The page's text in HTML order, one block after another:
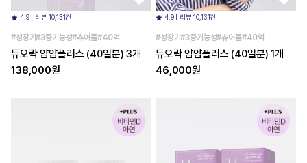
4.9 | 리뷰 10,131건
#성장기#3중기능성#츄어블#40억
듀오락 얌얌플러스 (40일분) 3개
138,000원
4.9 | 리뷰 10,131건
#성장기#3중기능성#츄어블#40억
듀오락 얌얌플러스 (40일분) 1개
46,000원